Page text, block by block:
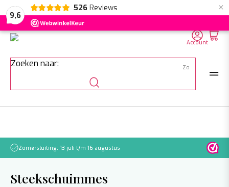
9,6
526 Reviews ×
NL EN DE
Zoeken naar:
Account
Zomersluiting: 13 juli t/m 16 augustus Let
Steekschuimmes